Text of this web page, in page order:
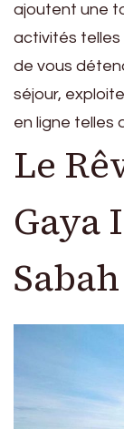
ajoutent une
activités
de vous
séjour,
en ligne telles
Le
Gaya
Sabah